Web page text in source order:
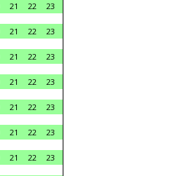
21 22
23
21 22
23
21 22
23
21 22
23
21 22
23
21 22
23
21 22
23